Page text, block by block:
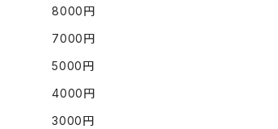
8000円
7000円
5000円
4000円
3000円